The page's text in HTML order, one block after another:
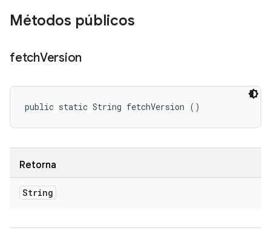
Métodos públicos
fetchVersion
public static String fetchVersion ()
Retorna
String